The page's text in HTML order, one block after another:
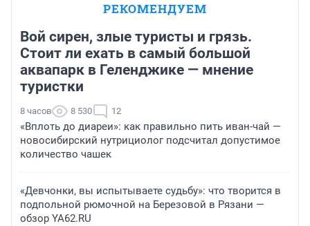
РЕКОМЕНДУЕМ
Вой сирен, злые туристы и грязь.
Стоит ли ехать в самый большой
аквапарк в Геленджике — мнение
туристки
8 часов 8 530 12
«Вплоть до диареи»: как правильно пить иван-чай —
новосибирский нутрициолог подсчитал допустимое
количество чашек
«Девчонки, вы испытываете судьбу»: что творится в
подпольной рюмочной на Березовой в Рязани —
обзор YA62.RU